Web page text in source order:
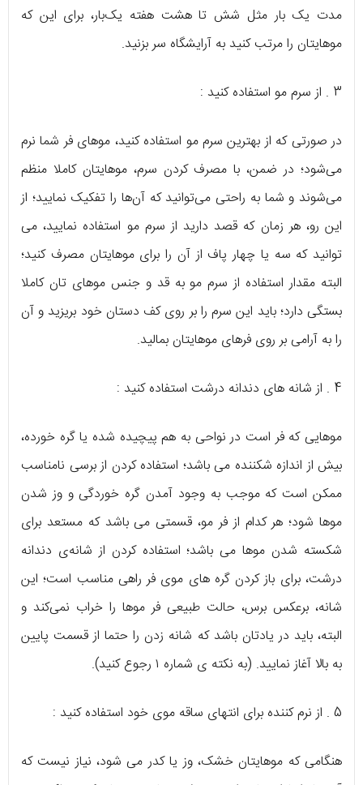
مدت یک بار مثل شش تا هشت هفته یک‌بار، برای این که
موهایتان را مرتب کنید به آرایشگاه سر بزنید.
3 . از سرم مو استفاده کنید :
در صورتی که از بهترین سرم مو استفاده کنید، موهای فر شما نرم
می‌شود؛ در ضمن، با مصرف کردن سرم، موهایتان کاملا منظم
می‌شوند و شما به راحتی می‌توانید که آن‌ها را تفکیک نمایید؛ از
این رو، هر زمان که قصد دارید از سرم مو استفاده نمایید، می
توانید که سه یا چهار پاف از آن را برای موهایتان مصرف کنید؛
البته مقدار استفاده از سرم مو به قد و جنس موهای تان کاملا
بستگی دارد؛ باید این سرم را بر روی کف دستان خود بریزید و آن
را به آرامی بر روی فرهای موهایتان بمالید.
4 . از شانه های دندانه درشت استفاده کنید :
موهایی که فر است در نواحی به هم پیچیده شده یا گره خورده،
بیش از اندازه شکننده می باشد؛ استفاده کردن از برسی نامناسب
ممکن است که موجب به وجود آمدن گره خوردگی و وز شدن
موها شود؛ هر کدام از فر مو، قسمتی می باشد که مستعد برای
شکسته شدن موها می باشد؛ استفاده کردن از شانه‌ی دندانه‌
درشت، برای باز کردن گره های موی فر راهی مناسب است؛ این
شانه، برعکس برس، حالت طبیعی فر موها را خراب نمی‌کند و
البته، باید در یادتان باشد که شانه زدن را حتما از قسمت پایین
به بالا آغاز نمایید. (به نکته ی شماره ۱ رجوع کنید).
5 . از نرم کننده برای انتهای ساقه موی خود استفاده کنید :
هنگامی که موهایتان خشک، وز یا کدر می شود، نیاز نیست که